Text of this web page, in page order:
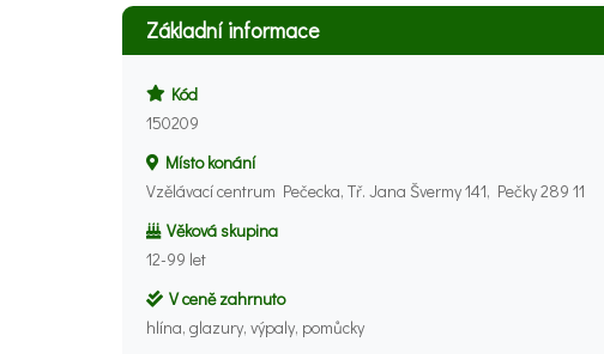
Základní informace
Kód
150209
Místo konání
Vzělávací centrum Pečecka, Tř. Jana Švermy 141, Pečky 289 11
Věková skupina
12-99 let
V ceně zahrnuto
hlína, glazury, výpaly, pomůcky